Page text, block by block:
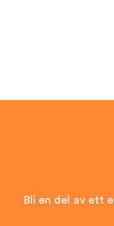
Bli en del av ett